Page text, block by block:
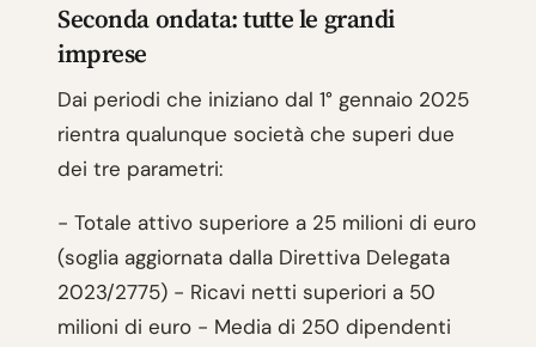
Seconda ondata: tutte le grandi
imprese
Dai periodi che iniziano dal 1° gennaio 2025
rientra qualunque società che superi due
dei tre parametri:
- Totale attivo superiore a 25 milioni di euro
(soglia aggiornata dalla Direttiva Delegata
2023/2775) - Ricavi netti superiori a 50
milioni di euro - Media di 250 dipendenti